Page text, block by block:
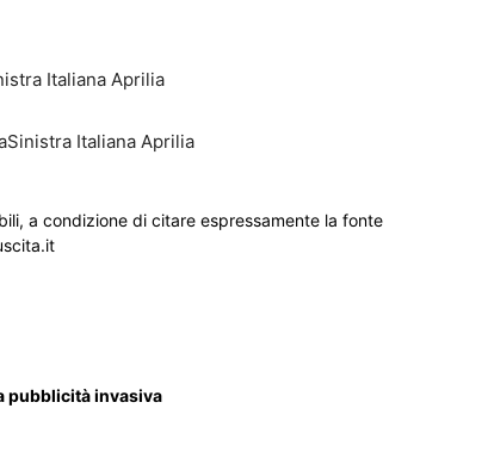
Italiana Aprilia
Italiana Aprilia
a condizione di citare espressamente la fonte
pubblicità invasiva